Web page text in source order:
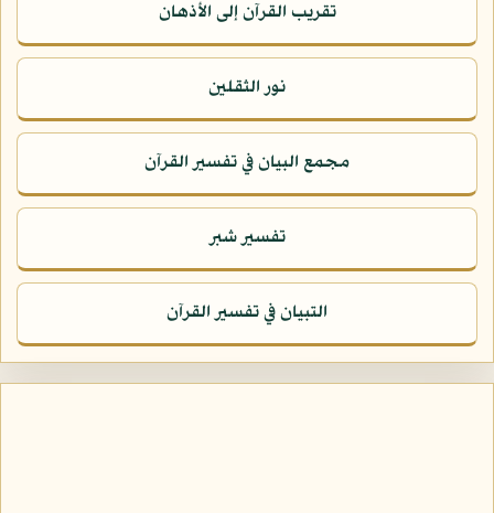
تقريب القرآن إلى الأذهان
نور الثقلين
مجمع البيان في تفسير القرآن
تفسير شبر
التبيان في تفسير القرآن